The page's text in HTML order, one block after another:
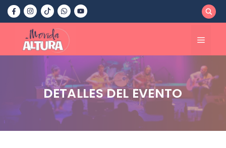
Saltar
contenido
Menú
DETALLES DEL EVENTO